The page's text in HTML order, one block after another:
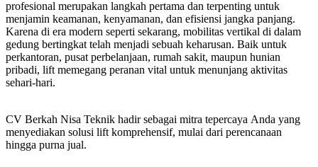
profesional merupakan langkah pertama dan terpenting untuk
menjamin keamanan, kenyamanan, dan efisiensi jangka panjang.
Karena di era modern seperti sekarang, mobilitas vertikal di dalam
gedung bertingkat telah menjadi sebuah keharusan. Baik untuk
perkantoran, pusat perbelanjaan, rumah sakit, maupun hunian
pribadi, lift memegang peranan vital untuk menunjang aktivitas
sehari-hari.
CV Berkah Nisa Teknik hadir sebagai mitra tepercaya Anda yang
menyediakan solusi lift komprehensif, mulai dari perencanaan
hingga purna jual.